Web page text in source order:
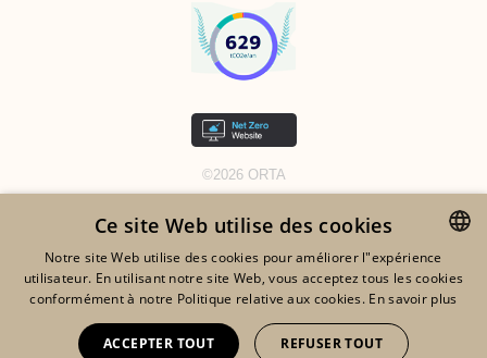
©2026 ORTA
GDPR
COOKIES
CGV
ENGLISH
DUTCH
Ce site Web utilise des cookies
Notre site Web utilise des cookies pour améliorer l"expérience
utilisateur. En utilisant notre site Web, vous acceptez tous les cookies
conformément à notre Politique relative aux cookies. En savoir plus
ACCEPTER TOUT REFUSER TOUT